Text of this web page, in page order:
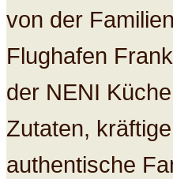
von der
Flughafen
der NENI
Zutaten,
authentische